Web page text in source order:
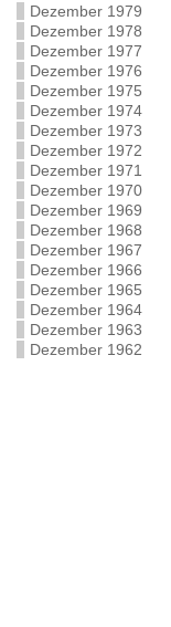
Dezember 1979
Dezember 1978
Dezember 1977
Dezember 1976
Dezember 1975
Dezember 1974
Dezember 1973
Dezember 1972
Dezember 1971
Dezember 1970
Dezember 1969
Dezember 1968
Dezember 1967
Dezember 1966
Dezember 1965
Dezember 1964
Dezember 1963
Dezember 1962